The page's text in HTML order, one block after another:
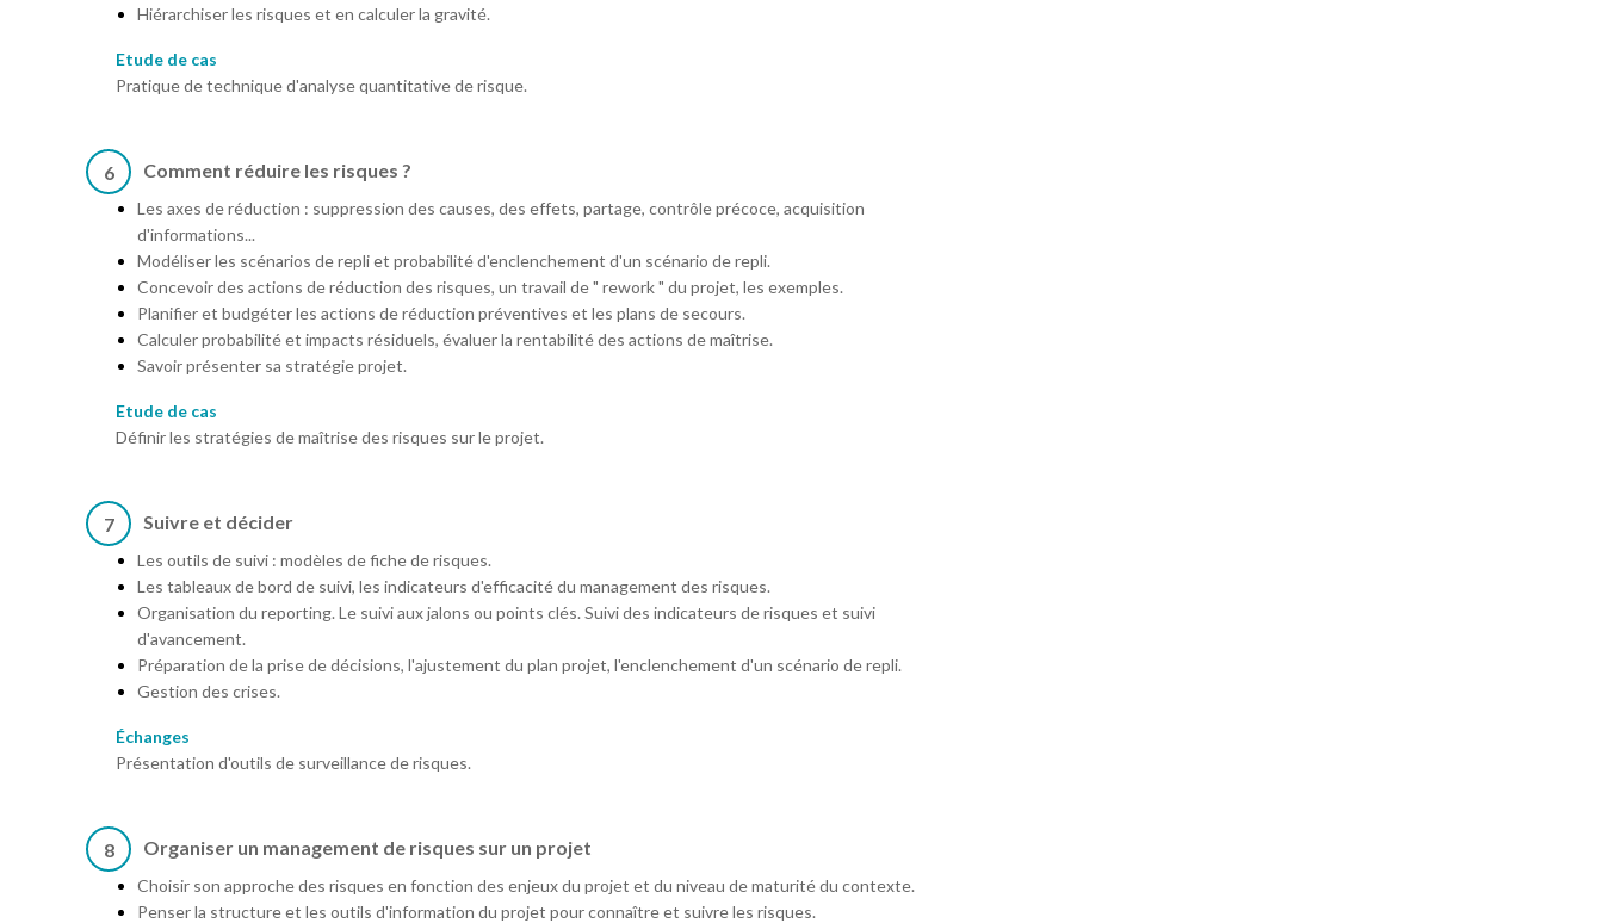
Hiérarchiser les risques et en calculer la gravité.
Etude de cas
Pratique de technique d'analyse quantitative de risque.
6 Comment réduire les risques ?
Les axes de réduction : suppression des causes, des effets, partage, contrôle précoce, acquisition
d'informations...
Modéliser les scénarios de repli et probabilité d'enclenchement d'un scénario de repli.
Concevoir des actions de réduction des risques, un travail de " rework " du projet, les exemples.
Planifier et budgéter les actions de réduction préventives et les plans de secours.
Calculer probabilité et impacts résiduels, évaluer la rentabilité des actions de maîtrise.
Savoir présenter sa stratégie projet.
Etude de cas
Définir les stratégies de maîtrise des risques sur le projet.
7 Suivre et décider
Les outils de suivi : modèles de fiche de risques.
Les tableaux de bord de suivi, les indicateurs d'efficacité du management des risques.
Organisation du reporting. Le suivi aux jalons ou points clés. Suivi des indicateurs de risques et suivi
d'avancement.
Préparation de la prise de décisions, l'ajustement du plan projet, l'enclenchement d'un scénario de repli.
Gestion des crises.
Échanges
Présentation d'outils de surveillance de risques.
8 Organiser un management de risques sur un projet
Choisir son approche des risques en fonction des enjeux du projet et du niveau de maturité du contexte.
Penser la structure et les outils d'information du projet pour connaître et suivre les risques.